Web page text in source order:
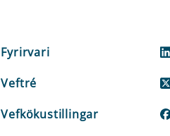
Fyrirvari
Veftré
Vefkökustillingar